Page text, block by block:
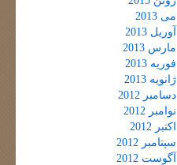
می 2013
آوریل 2013
مارس 2013
فوریه 2013
ژانویه 2013
دسامبر 2012
نوامبر 2012
اکتبر 2012
سپتامبر 2012
آگوست 2012